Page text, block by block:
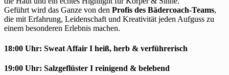
Geführt wird das Ganze von den Profis des Bädercoach-Teams,
die mit Erfahrung, Leidenschaft und Kreativität jeden Aufguss zu
einem besonderen Erlebnis machen.
18:00 Uhr: Sweat Affair I heiß, herb & verführerisch
19:00 Uhr: Salzgeflüster I reinigend & belebend